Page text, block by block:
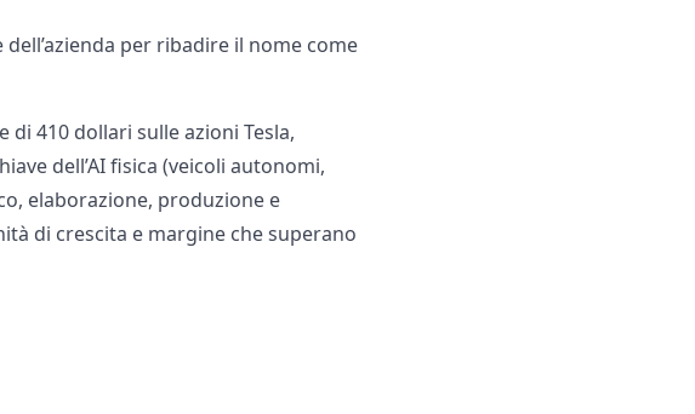
per ribadire il nome come
410 dollari sulle azioni Tesla,
dell’AI fisica (veicoli autonomi,
elaborazione, produzione e
di crescita e margine che superano